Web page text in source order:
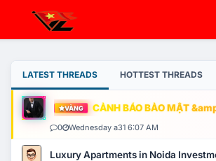
LATEST THREADS HOTTEST THREADS
VÀNG CẢNH BÁO BẢO MẬT
0 Wednesday a31 6:07 AM
Luxury Apartments in Noida